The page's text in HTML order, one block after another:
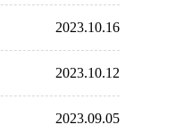
2023.10.16
2023.10.12
2023.09.05